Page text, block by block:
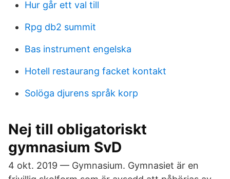
Hur går ett val till
Rpg db2 summit
Bas instrument engelska
Hotell restaurang facket kontakt
Solöga djurens språk korp
Nej till obligatoriskt
gymnasium SvD
4 okt. 2019 — Gymnasium. Gymnasiet är en